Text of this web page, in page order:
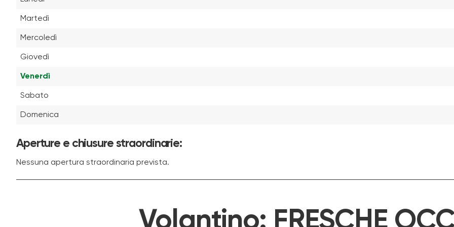
Martedì
Mercoledì
Giovedì
Venerdì
Sabato
Domenica
Aperture e chiusure straordinarie:
Nessuna apertura straordinaria prevista.